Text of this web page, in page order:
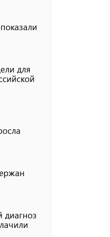
для
диагноз